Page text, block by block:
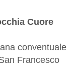
Cuore
conventuale
Francesco